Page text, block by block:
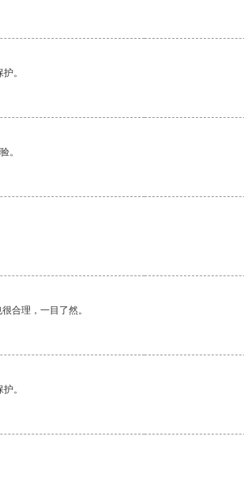
。
。
合理，一目了然。
。